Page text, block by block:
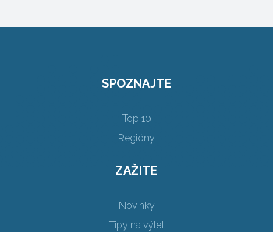
SPOZNAJTE
Top 10
Regióny
ZAŽITE
Novinky
Tipy na výlet